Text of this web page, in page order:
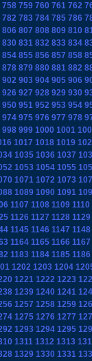
758 759 760 761 762
782 783 784 785 786
806 807 808 809 810
830 831 832 833 834
854 855 856 857 858
878 879 880 881 882
902 903 904 905 906
926 927 928 929 930
950 951 952 953 954
974 975 976 977 978
998 999 1000 1001
1017 1018 1019
1035 1036 1037
1053 1054 1055
1071 1072 1073
1089 1090 1091
1107 1108 1109 1110
1126 1127 1128 1129
1145 1146 1147 1148
1164 1165 1166 1167
1183 1184 1185 1186
1202 1203 1204
1221 1222 1223
1239 1240 1241
1257 1258 1259
1275 1276 1277
1293 1294 1295
1311 1312 1313
1329 1330 1331